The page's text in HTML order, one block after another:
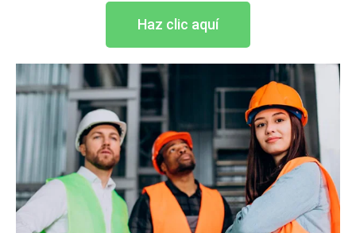
Haz clic aquí